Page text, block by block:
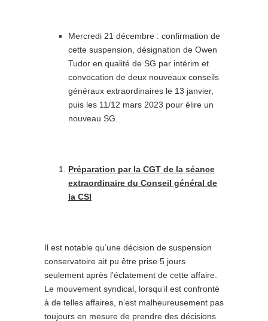
Mercredi 21 décembre : confirmation de
cette suspension, désignation de Owen
Tudor en qualité de SG par intérim et
convocation de deux nouveaux conseils
généraux extraordinaires le 13 janvier,
puis les 11/12 mars 2023 pour élire un
nouveau SG.
Préparation par la CGT de la séance
extraordinaire du Conseil général de
la CSI
Il est notable qu’une décision de suspension
conservatoire ait pu être prise 5 jours
seulement après l’éclatement de cette affaire.
Le mouvement syndical, lorsqu’il est confronté
à de telles affaires, n’est malheureusement pas
toujours en mesure de prendre des décisions